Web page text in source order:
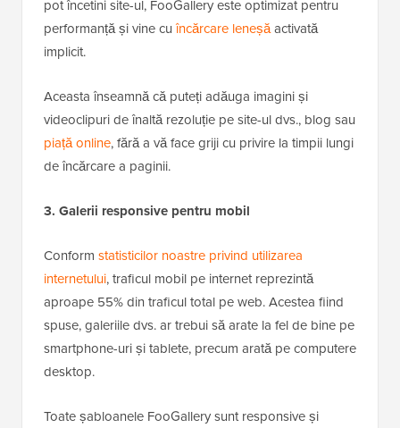
pot încetini site-ul, FooGallery este optimizat pentru
performanță și vine cu încărcare leneșăactivată
implicit.
Aceasta înseamnă că puteți adăuga imagini și
videoclipuri de înaltă rezoluție pe site-ul dvs., blog sau
piață online, fără a vă face griji cu privire la timpii lungi
de încărcare a paginii.
3. Galerii responsive pentru mobil
Conform statisticilor noastre privind utilizarea
internetului, traficul mobil pe internet reprezintă
aproape 55% din traficul total pe web. Acestea fiind
spuse, galeriile dvs. ar trebui să arate la fel de bine pe
smartphone-uri și tablete, precum arată pe computere
desktop.
Toate șabloanele FooGallery sunt responsive și